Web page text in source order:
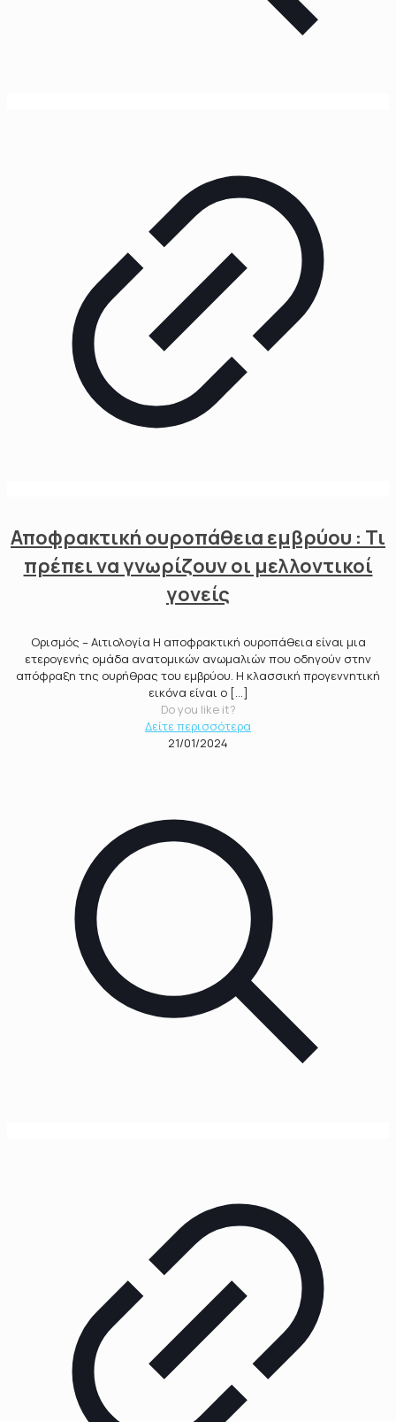
Αποφρακτική ουροπάθεια εμβρύου : Τι
πρέπει να γνωρίζουν οι μελλοντικοί
γονείς
Ορισμός – Αιτιολογία Η αποφρακτική ουροπάθεια είναι μια
ετερογενής ομάδα ανατομικών ανωμαλιών που οδηγούν στην
απόφραξη της ουρήθρας του εμβρύου. Η κλασσική προγεννητική
εικόνα είναι ο[…]
Do you like it?
Δείτε περισσότερα
21/01/2024